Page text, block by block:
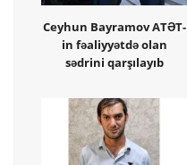
Ceyhun Bayramov ATƏT-
in fəaliyyətdə olan
sədrini qarşılayıb